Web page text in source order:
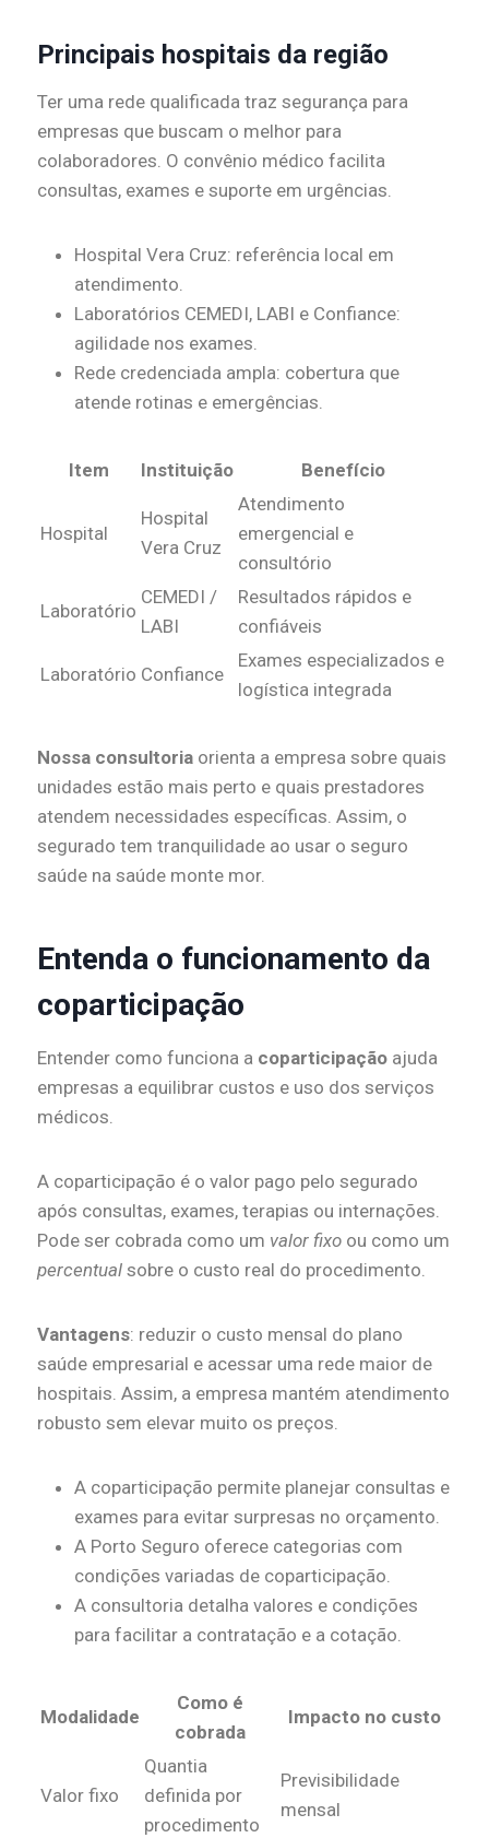
Principais hospitais da região
Ter uma rede qualificada traz segurança para
empresas que buscam o melhor para
colaboradores. O convênio médico facilita
consultas, exames e suporte em urgências.
Hospital Vera Cruz: referência local em
atendimento.
Laboratórios CEMEDI, LABI e Confiance:
agilidade nos exames.
Rede credenciada ampla: cobertura que
atende rotinas e emergências.
Item Instituição Benefício
Hospital
Hospital
Vera Cruz
Atendimento
emergencial e
consultório
Laboratório
CEMEDI /
LABI
Resultados rápidos e
confiáveis
Laboratório Confiance
Exames especializados e
logística integrada
Nossa consultoria orienta a empresa sobre quais
unidades estão mais perto e quais prestadores
atendem necessidades específicas. Assim, o
segurado tem tranquilidade ao usar o seguro
saúde na saúde monte mor.
Entenda o funcionamento da
coparticipação
Entender como funciona a coparticipação ajuda
empresas a equilibrar custos e uso dos serviços
médicos.
A coparticipação é o valor pago pelo segurado
após consultas, exames, terapias ou internações.
Pode ser cobrada como um valor fixo ou como um
percentual sobre o custo real do procedimento.
Vantagens: reduzir o custo mensal do plano
saúde empresarial e acessar uma rede maior de
hospitais. Assim, a empresa mantém atendimento
robusto sem elevar muito os preços.
A coparticipação permite planejar consultas e
exames para evitar surpresas no orçamento.
A Porto Seguro oferece categorias com
condições variadas de coparticipação.
A consultoria detalha valores e condições
para facilitar a contratação e a cotação.
Modalidade
Como é
cobrada
Impacto no custo
Valor fixo
Quantia
definida por
procedimento
Previsibilidade
mensal